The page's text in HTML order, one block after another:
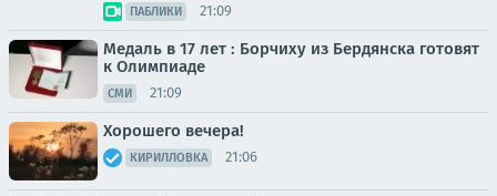
ПАБЛИКИ 21:09
Медаль в 17 лет : Борчиху из Бердянска готовят
к Олимпиаде
СМИ 21:09
Хорошего вечера!
КИРИЛЛОВКА 21:06